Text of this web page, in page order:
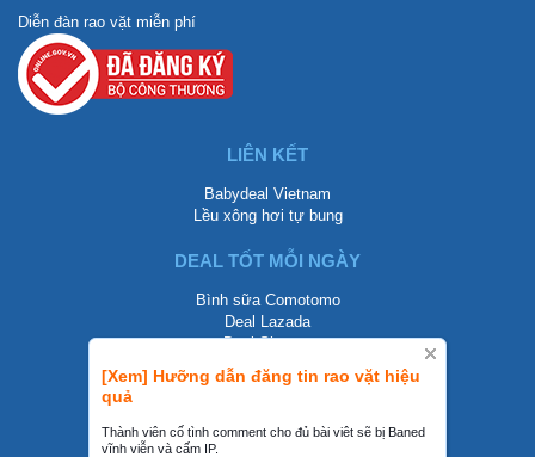
[Xem] Hưỡng dẫn đăng tin rao vặt hiệu
quả
Thành viên cố tình comment cho đủ bài viêt sẽ bị Baned
vĩnh viễn và cấm IP.
Diễn đàn rao vặt miễn phí
LIÊN KẾT
Babydeal Vietnam
Lều xông hơi tự bung
DEAL TỐT MỖI NGÀY
Bình sữa Comotomo
Deal Lazada
Deal Shopee
LIÊN HỆ
0858002468